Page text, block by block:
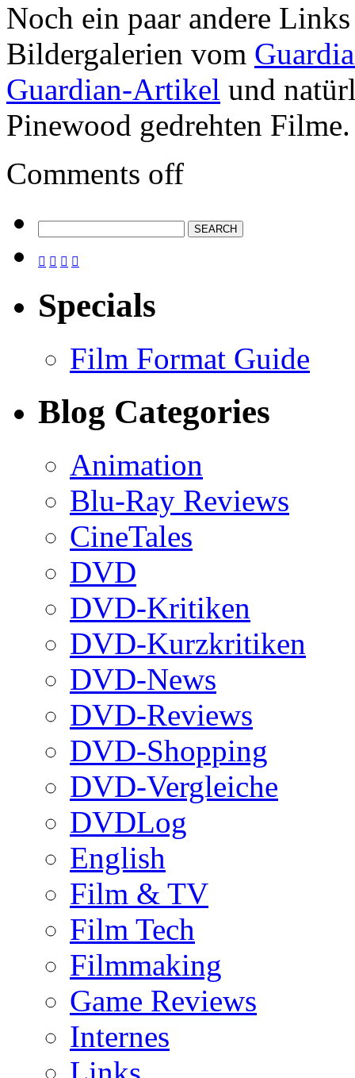
Noch ein paar andere
Bildergalerien vom
Guardian-Artikel und
Pinewood gedrehten Filme.
Comments off
   
Specials
Film Format Guide
Blog Categories
Animation
Blu-Ray Reviews
CineTales
DVD
DVD-Kritiken
DVD-Kurzkritiken
DVD-News
DVD-Reviews
DVD-Shopping
DVD-Vergleiche
DVDLog
English
Film & TV
Film Tech
Filmmaking
Game Reviews
Internes